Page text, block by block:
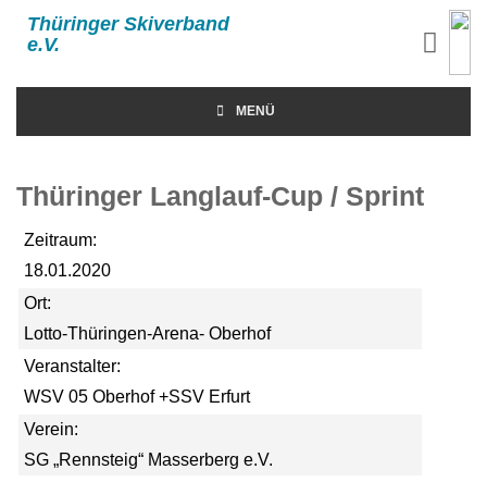
Thüringer Skiverband
e.V.
MENÜ
Thüringer Langlauf-Cup / Sprint
Zeitraum:
18.01.2020
Ort:
Lotto-Thüringen-Arena- Oberhof
Veranstalter:
WSV 05 Oberhof +SSV Erfurt
Verein:
SG „Rennsteig“ Masserberg e.V.